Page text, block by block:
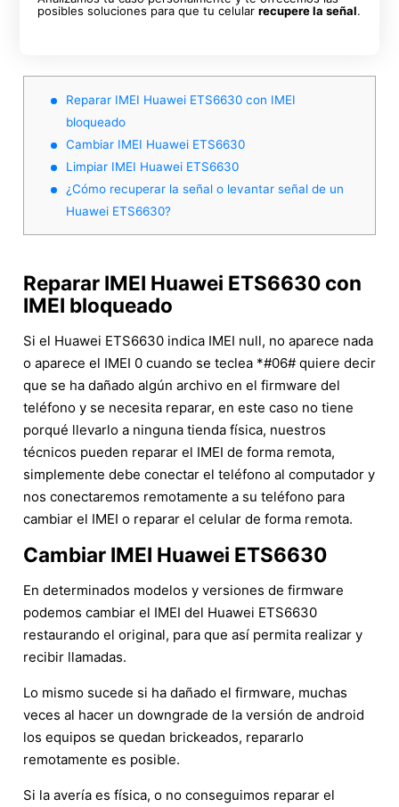
posibles soluciones para que tu celularrecupere la señal.
Reparar IMEI Huawei ETS6630 con IMEI
bloqueado
Cambiar IMEI Huawei ETS6630
Limpiar IMEI Huawei ETS6630
¿Cómo recuperar la señal o levantar señal de un
Huawei ETS6630?
Reparar IMEI Huawei ETS6630 con
IMEI bloqueado
Si el Huawei ETS6630 indica IMEI null, no aparece nada
o aparece el IMEI 0 cuando se teclea *#06# quiere decir
que se ha dañado algún archivo en el firmware del
teléfono y se necesita reparar, en este caso no tiene
porqué llevarlo a ninguna tienda física, nuestros
técnicos pueden reparar el IMEI de forma remota,
simplemente debe conectar el teléfono al computador y
nos conectaremos remotamente a su teléfono para
cambiar el IMEI o reparar el celular de forma remota.
Cambiar IMEI Huawei ETS6630
En determinados modelos y versiones de firmware
podemos cambiar el IMEI del Huawei ETS6630
restaurando el original, para que así permita realizar y
recibir llamadas.
Lo mismo sucede si ha dañado el firmware, muchas
veces al hacer un downgrade de la versión de android
los equipos se quedan brickeados, repararlo
remotamente es posible.
Si la avería es física, o no conseguimos reparar el